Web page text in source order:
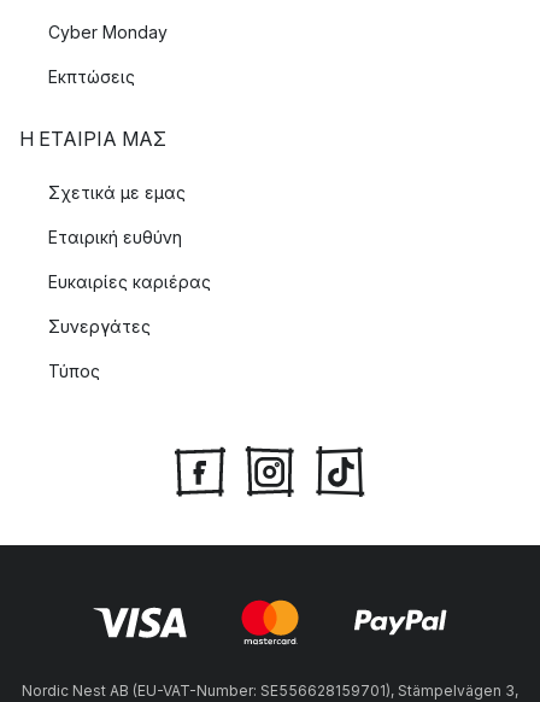
Cyber Monday
Εκπτώσεις
Η ΕΤΑΊΡΙΑ ΜΑΣ
Σχετικά με εμας
Εταιρική ευθύνη
Ευκαιρίες καριέρας
Συνεργάτες
Τύπος
Nordic Nest AB (EU-VAT-Number: SE556628159701), Stämpelvägen 3,